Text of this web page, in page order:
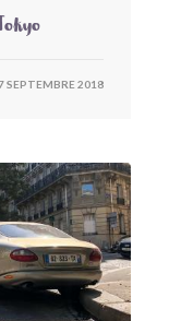
SEPTEMBRE 2018